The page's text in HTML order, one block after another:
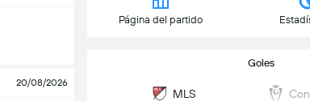
20/08/2026
Página del partido
Goles
MLS